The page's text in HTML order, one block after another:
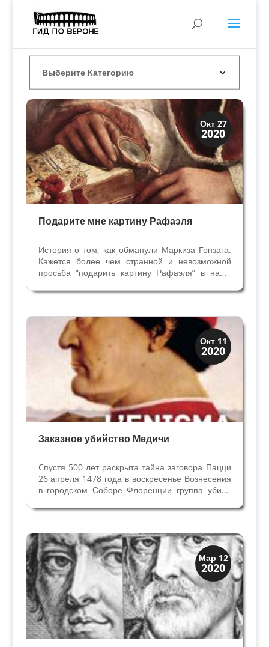
Окт 27
2020
Загадки прошлого
История
Подарите мне картину Рафаэля
История о том, как обманули Маркиза Гонзага.
Кажется более чем странной и невозможной
просьба “подарить картину Рафаэля” в наши
обратился к Папе Римскому Клементу VII
ответил Папа? -...
Окт 11
2020
Династии
Загадки прошлого
Заказное убийство Медичи
Cпустя 500 лет раскрыта тайна заговора Пацци
26 апреля 1478 года в воскресенье Вознесения
в городском Соборе Флоренции группа убийц
смертельных ран Джулиано де Медичи и был
укрытся в ризнице...
Мар 12
2020
Загадки прошлого
Иконография